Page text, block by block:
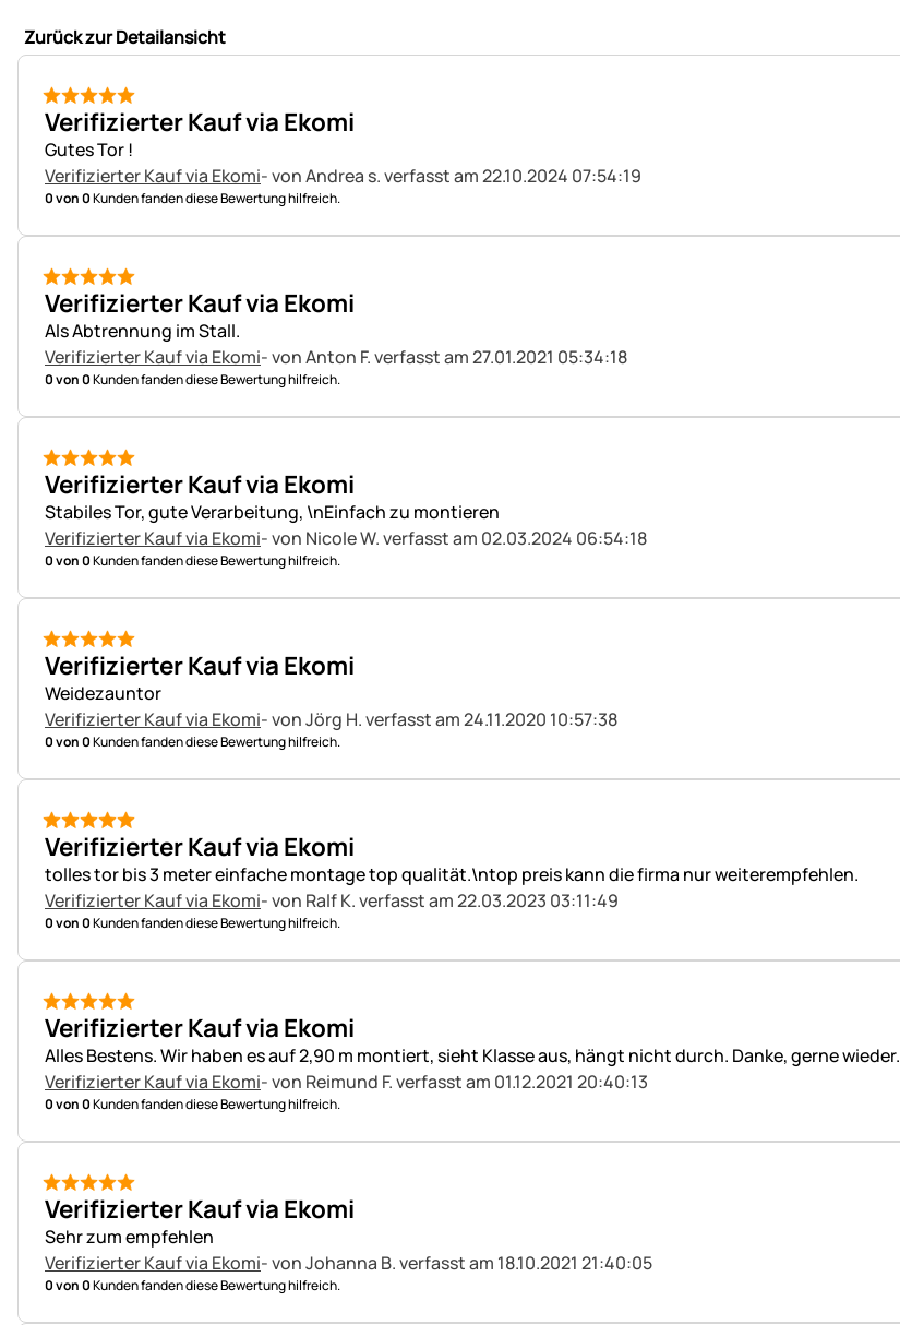
Zurück zur Detailansicht
5 von 5
Verifizierter Kauf via Ekomi
Gutes Tor !
Verifizierter Kauf via Ekomi- von Andrea s.verfasst am 22.10.2024 07:54:19
0 von 0Kunden fanden diese Bewertung hilfreich.
5 von 5
Verifizierter Kauf via Ekomi
Als Abtrennung im Stall.
Verifizierter Kauf via Ekomi- von Anton F.verfasst am 27.01.2021 05:34:18
0 von 0Kunden fanden diese Bewertung hilfreich.
5 von 5
Verifizierter Kauf via Ekomi
Stabiles Tor, gute Verarbeitung, \nEinfach zu montieren
Verifizierter Kauf via Ekomi- von Nicole W.verfasst am 02.03.2024 06:54:18
0 von 0Kunden fanden diese Bewertung hilfreich.
5 von 5
Verifizierter Kauf via Ekomi
Weidezauntor
Verifizierter Kauf via Ekomi- von Jörg H.verfasst am 24.11.2020 10:57:38
0 von 0Kunden fanden diese Bewertung hilfreich.
5 von 5
Verifizierter Kauf via Ekomi
tolles tor bis 3 meter einfache montage top qualität.\ntop preis kann die firma nur weiterempfehlen.
Verifizierter Kauf via Ekomi- von Ralf K.verfasst am 22.03.2023 03:11:49
0 von 0Kunden fanden diese Bewertung hilfreich.
5 von 5
Verifizierter Kauf via Ekomi
Alles Bestens. Wir haben es auf 2,90 m montiert, sieht Klasse aus, hängt nicht durch. Danke, gerne wieder.
Verifizierter Kauf via Ekomi- von Reimund F.verfasst am 01.12.2021 20:40:13
0 von 0Kunden fanden diese Bewertung hilfreich.
5 von 5
Verifizierter Kauf via Ekomi
Sehr zum empfehlen
Verifizierter Kauf via Ekomi- von Johanna B.verfasst am 18.10.2021 21:40:05
0 von 0Kunden fanden diese Bewertung hilfreich.